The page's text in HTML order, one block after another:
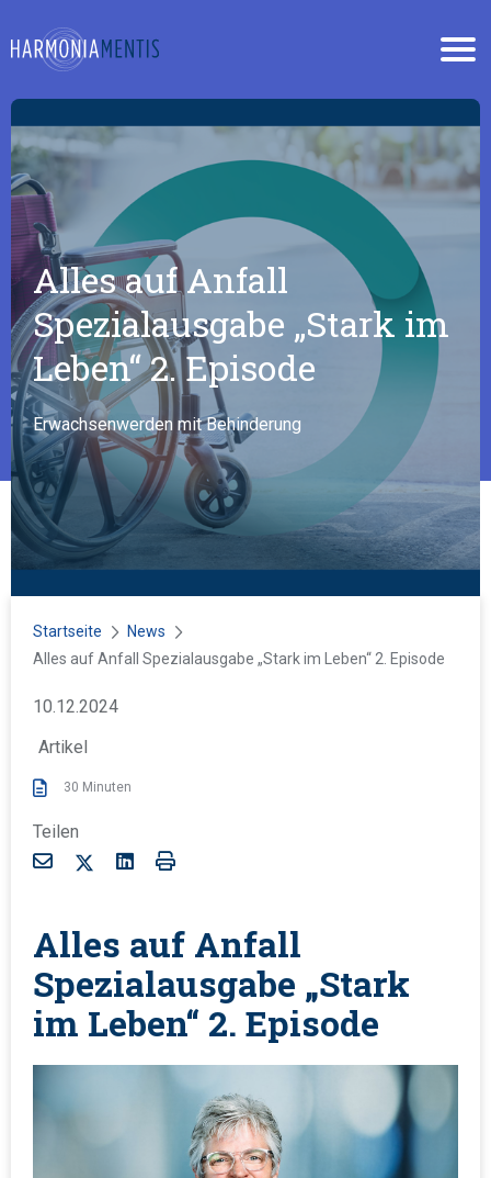
NEWS
PODCAST ALLES AUF ANFALL?
FACHKREISE
Alles auf Anfall
Spezialausgabe „Stark im
Leben“ 2. Episode
Erwachsenwerden mit Behinderung
Startseite
News
D
b
t
e
Alles auf Anfall Spezialausgabe „Stark im Leben“ 2. Episode
V
ö
f
e
i
c
h
10.12.2024
30 Minuten
Artikel
Teilen
l
n
k
e
d
i
n
i
n
t
Alles auf Anfall
Spezialausgabe „Stark
im Leben“ 2. Episode